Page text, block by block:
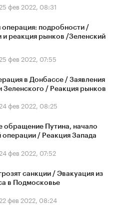
25 фев 2022, 08:31
операция: подробности /
и реакция рынков /Зеленский
25 фев 2022, 07:55
в Донбассе / Заявления
Зеленского / Реакция рынков
24 фев 2022, 08:25
обращение Путина, начало
операции / Реакция Запада
24 фев 2022, 07:52
санкции / Эвакуация из
в Подмосковье
22 фев 2022, 08:24